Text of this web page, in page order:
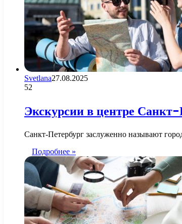
Svetlana27.08.2025
52
Экскурсии в центре Санкт-
Санкт-Петербург заслуженно называют
Подробнее »